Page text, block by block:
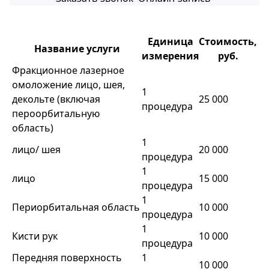
Название услуги
Единица
измерения
Стоимость,
руб.
Фракционное лазерное
омоложение лицо, шея,
декольте (включая
пероорбитальную
область)
1
процедура
25 000
лицо/ шея
1
процедура
20 000
лицо
1
процедура
15 000
Периорбитальная область
1
процедура
10 000
Кисти рук
1
процедура
10 000
Передняя поверхность
1
10 000